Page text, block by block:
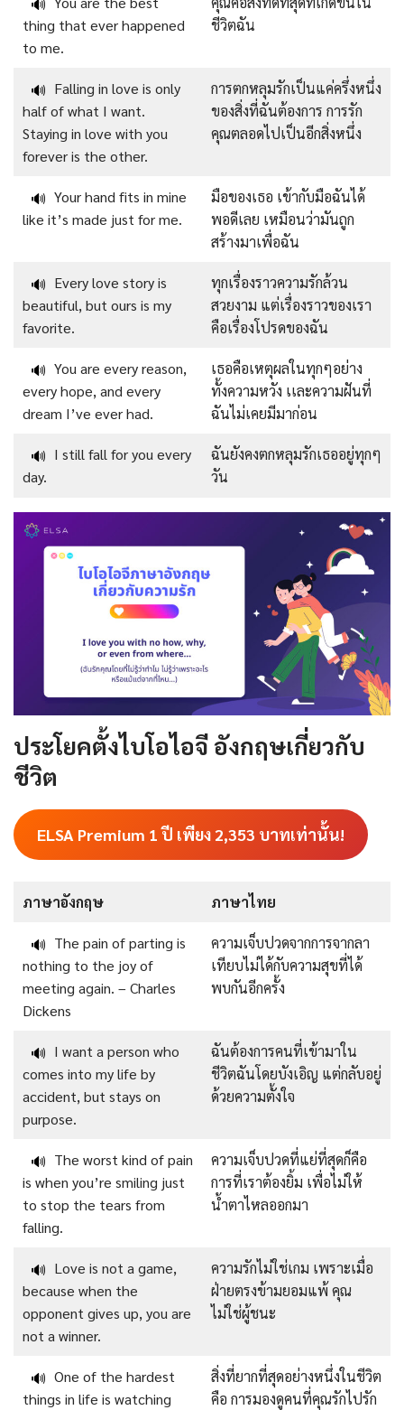
🔊
thing that ever happened
to me.
ชีวิตฉัน
🔊 Falling in love is only
half of what I want.
Staying in love with you
forever is the other.
การตกหลุมรักเป็นแค่ครึ่งหนึ่ง
ของสิ่งที่ฉันต้องการ การรัก
คุณตลอดไปเป็นอีกสิ่งหนึ่ง
🔊 Your hand fits in mine
like it’s made just for me.
มือของเธอ เข้ากับมือฉันได้
พอดีเลย เหมือนว่ามันถูก
สร้างมาเพื่อฉัน
🔊 Every love story is
beautiful, but ours is my
favorite.
ทุกเรื่องราวความรักล้วน
สวยงาม แต่เรื่องราวของเรา
คือเรื่องโปรดของฉัน
🔊 You are every reason,
every hope, and every
dream I’ve ever had.
เธอคือเหตุผลในทุกๆอย่าง
ทั้งความหวัง เเละความฝันที่
ฉันไม่เคยมีมาก่อน
🔊 I still fall for you every
day.
ฉันยังคงตกหลุมรักเธออยู่ทุกๆ
วัน
ประโยคตั้งไบโอไอจี อังกฤษเกี่ยวกับ
ชีวิต
ELSA Premium 1 ปี เพียง 2,353 บาทเท่านั้น!
ภาษาอังกฤษ ภาษาไทย
🔊 The pain of parting is
nothing to the joy of
meeting again. – Charles
Dickens
ความเจ็บปวดจากการจากลา
เทียบไม่ได้กับความสุขที่ได้
พบกันอีกครั้ง
🔊 I want a person who
comes into my life by
accident, but stays on
purpose.
ฉันต้องการคนที่เข้ามาใน
ชีวิตฉันโดยบังเอิญ แต่กลับอยู่
ด้วยความตั้งใจ
🔊 The worst kind of pain
is when you’re smiling just
to stop the tears from
falling.
ความเจ็บปวดที่แย่ที่สุดก็คือ
การที่เราต้องยิ้ม เพื่อไม่ให้
น้ำตาไหลออกมา
🔊 Love is not a game,
because when the
opponent gives up, you are
not a winner.
ความรักไม่ใช่เกม เพราะเมื่อ
ฝ่ายตรงข้ามยอมแพ้ คุณ
ไม่ใช่ผู้ชนะ
🔊 One of the hardest
things in life is watching
สิ่งที่ยากที่สุดอย่างหนึ่งในชีวิต
คือ การมองดูคนที่คุณรักไปรัก